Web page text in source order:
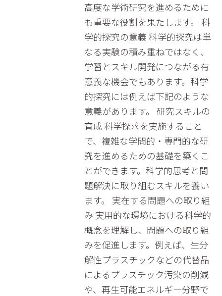
高度な学術研究を進めるために
も重要な役割を果たします。 科
学的探究の意義 科学的探究は単
なる実験の積み重ねではなく、
学習とスキル開発につながる有
意義な機会でもあります。科学
的探究には例えば下記のような
意義があります。 研究スキルの
育成 科学探求を実施すること
で、複雑な学問的・専門的な研
究を進めるための基礎を築くこ
とができます。科学的思考と問
題解決に取り組むスキルを養い
ます。 実在する問題への取り組
み 実用的な環境における科学的
概念を理解し、問題への取り組
みを促進します。例えば、生分
解性プラスチックなどの代替品
によるプラスチック汚染の削減
や、再生可能エネルギー分野で